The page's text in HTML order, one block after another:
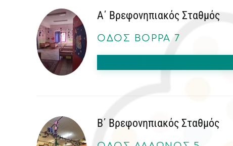
Α΄ Βρεφονηπιακός Σταθμός
ΟΔΌΣ ΒΟΡΡΆ 7
Β΄ Βρεφονηπιακός Σταθμός